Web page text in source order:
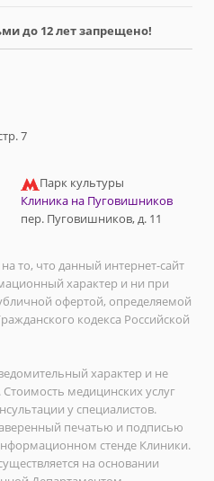
до 12 лет запрещено!
7
Парк культуры
Клиника на Пуговишников
пер. Пуговишников, д. 11
то, что данный интернет-сайт
характер и ни при
офертой, определяемой
кодекса Российской
характер и не
медицинских услуг
у специалистов.
печатью и подписью
стенде Клиники.
на основании